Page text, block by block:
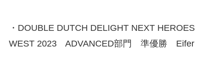
・DOUBLE DUTCH DELIGHT NEXT HEROES
WEST 2023 ADVANCED部門 準優勝 Eifer